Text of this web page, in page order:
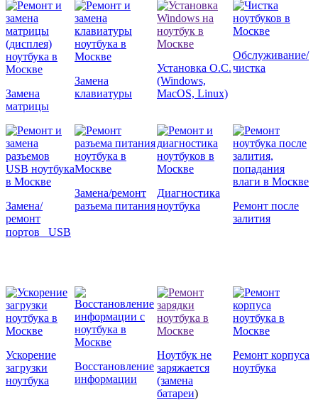
Замена
матрицы
Замена
клавиатуры
Установка О.С.
(Windows,
MacOS, Linux)
Обслуживание/
чистка
Замена/
ремонт
портов USB
Замена/ремонт
разъема питания
Диагностика
ноутбука
Ремонт после
залития
Ускорение
загрузки
ноутбука
Восстановление
информации
Ноутбук не
заряжается
(замена
батареи)
Ремонт корпуса
ноутбука